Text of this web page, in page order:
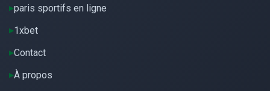
paris sportifs en ligne
1xbet
Contact
À propos